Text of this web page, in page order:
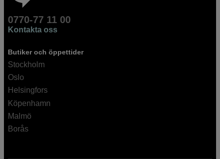
0770-77 11 00
Kontakta oss
Butiker och öppettider
Stockholm
Oslo
Helsingfors
Köpenhamn
Malmö
Borås